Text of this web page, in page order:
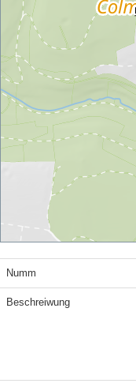
Numm
Beschreiwung